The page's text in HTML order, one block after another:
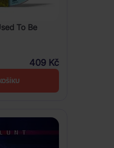
To Be
409 Kč